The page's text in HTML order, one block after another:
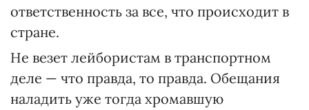
ответственность за все, что происходит в
стране.
Не везет лейбористам в транспортном
деле — что правда, то правда. Обещания
наладить уже тогда хромавшую